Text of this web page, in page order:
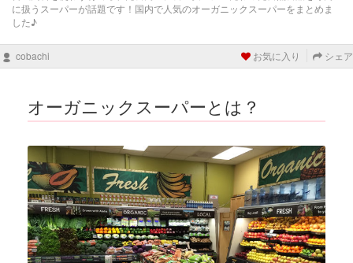
に扱うスーパーが話題です！国内で人気のオーガニックスーパーをまとめま
した♪
cobachi お気に入り シェア
オーガニックスーパーとは？